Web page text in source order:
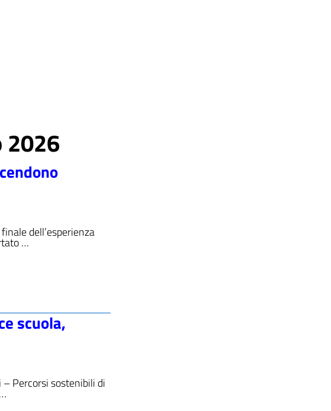
2026
dell’esperienza
…
scuola,
Percorsi sostenibili di